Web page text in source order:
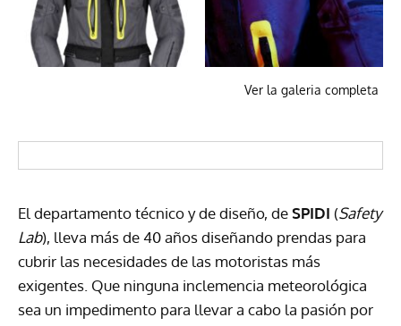
Ver la galeria completa
El departamento técnico y de diseño, deSPIDI (Safety
Lab), lleva más de 40 años diseñando prendas para
cubrir las necesidades de las motoristas más
exigentes. Que ninguna inclemencia meteorológica
sea un impedimento para llevar a cabo la pasión por